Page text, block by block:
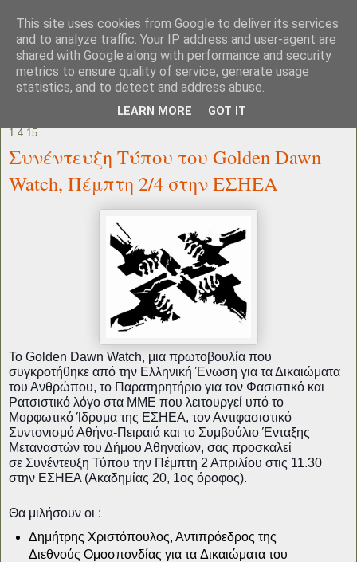
1.4.15
Συνέντευξη Τύπου του Golden Dawn
Watch, Πέμπτη 2/4 στην ΕΣΗΕΑ
Το Golden Dawn Watch, μια πρωτοβουλία που
συγκροτήθηκε από την Ελληνική Ένωση για τα Δικαιώματα
του Ανθρώπου, το Παρατηρητήριο για τον Φασιστικό και
Ρατσιστικό λόγο στα ΜΜΕ που λειτουργεί υπό το
Μορφωτικό Ίδρυμα της ΕΣΗΕΑ, τον Αντιφασιστικό
Συντονισμό Αθήνα-Πειραιά και το Συμβούλιο Ένταξης
Μεταναστών του Δήμου Αθηναίων, σας προσκαλεί
σε Συνέντευξη Τύπου την Πέμπτη 2 Απριλίου στις 11.30
στην ΕΣΗΕΑ (Ακαδημίας 20, 1ος όροφος).
Θα μιλήσουν οι :
Δημήτρης Χριστόπουλος, Αντιπρόεδρος της
Διεθνούς Ομοσπονδίας για τα Δικαιώματα του
This site uses cookies from Google to deliver its services
and to analyze traffic. Your IP address and user-agent are
shared with Google along with performance and security
metrics to ensure quality of service, generate usage
statistics, and to detect and address abuse.
LEARN MORE GOT IT